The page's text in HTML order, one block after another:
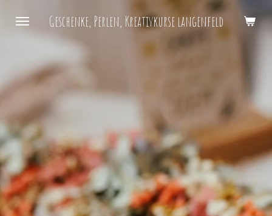
HauptinhaltGeschenke, Perlen, Kreativkurse langenfeld